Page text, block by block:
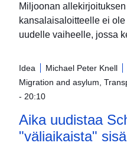
Miljoonan
kansalaisaloitteelle ei
uudelle vaiheelle, jossa
Idea Michael Peter Knell
Migration and asylum,
- 20:10
Aika uudistaa
"väliaikaista"